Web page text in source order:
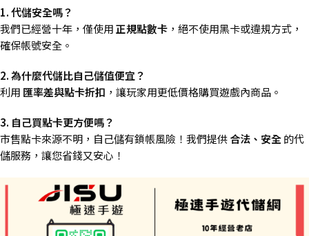
1. 代儲安全嗎？
我們已經營十年，僅使用正規點數卡 ，絕不使用黑卡或違規方式，
確保帳號安全。
2. 為什麼代儲比自己儲值便宜？
利用 匯率差與點卡折扣 ，讓玩家用更低價格購買遊戲內商品。
3. 自己買點卡更方便嗎？
市售點卡來源不明，自己儲有鎖帳風險！我們提供合法、安全的代
儲服務，讓您省錢又安心！